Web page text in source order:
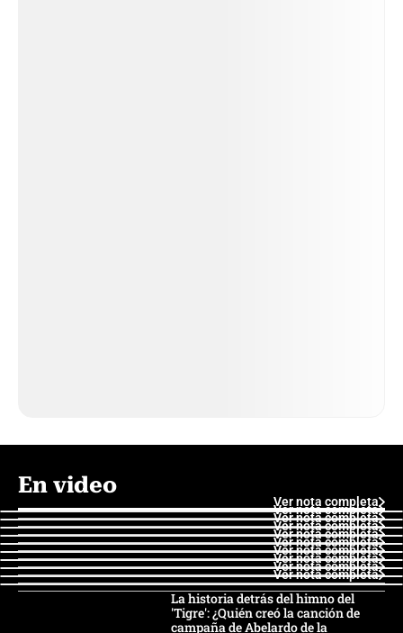
En video
Ver nota completa
Ver nota completa
Ver nota completa
Ver nota completa
Ver nota completa
Ver nota completa
Ver nota completa
Ver nota completa
Ver nota completa
Ver nota completa
La historia detrás del himno del
'Tigre': ¿Quién creó la canción de
campaña de Abelardo de la